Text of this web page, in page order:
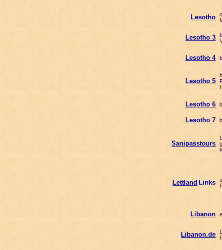
Lesotho
Lesotho 3
Lesotho 4
Lesotho 5
Lesotho 6
Lesotho 7
Sanipasstours
Lettland Links
Libanon
Libanon.de